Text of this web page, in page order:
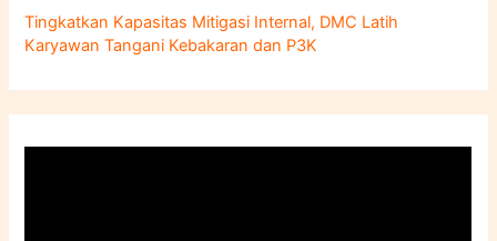
Tingkatkan Kapasitas Mitigasi Internal, DMC Latih
Karyawan Tangani Kebakaran dan P3K